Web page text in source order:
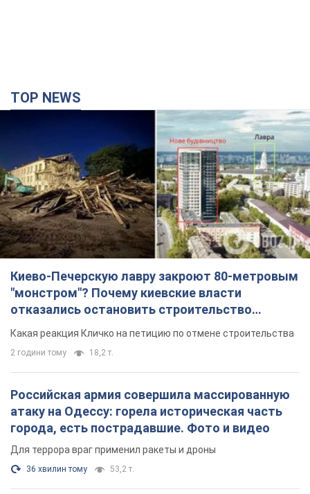
TOP NEWS
Киево-Печерскую лавру закроют 80-метровым
"монстром"? Почему киевские власти
отказались остановить строительство
небоскреба "московского верующего"
Какая реакция Кличко на петицию по отмене строительства
2 години тому 18,2 т.
Российская армия совершила массированную
атаку на Одессу: горела историческая часть
города, есть пострадавшие. Фото и видео
Для террора враг применил ракеты и дроны
36 хвилин тому 53,2 т.